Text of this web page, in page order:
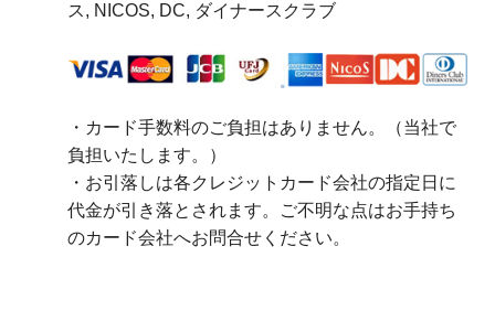
ス, NICOS, DC, ダイナースクラブ
・カード手数料のご負担はありません。（当社で
負担いたします。）
・お引落しは各クレジットカード会社の指定日に
代金が引き落とされます。ご不明な点はお手持ち
のカード会社へお問合せください。